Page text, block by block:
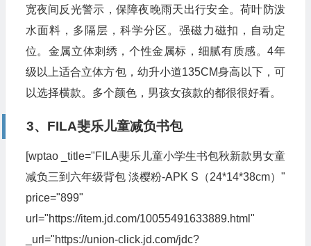
宽夜间反光警示，保障夜晚雨天出行安全。荷叶防泼
水面料，多隔层，科学分区。强磁力磁扣，自动定
位。金属立体刺绣，个性金属标，细腻有质感。4年
级以上适合立体方包，幼升小道135CM身高以下，可
以选择横款。多个颜色，男孩女孩款的都很很好看。
3、FILA斐乐儿童减负书包
[wptao _title="FILA斐乐儿童小学生书包秋新款男女童
减负三到六年级背包 淡樱粉-APK S（24*14*38cm）"
price="899"
url="https://item.jd.com/10055491633889.html"
_url="https://union-click.jd.com/jdc?